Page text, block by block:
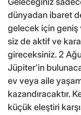
dünyadan ibaret
gelecek için geniş
siz de aktif ve
gireceksiniz. 2
Jüpiter'in
ev veya aile
kazandıracaktır.
küçük eleştiri